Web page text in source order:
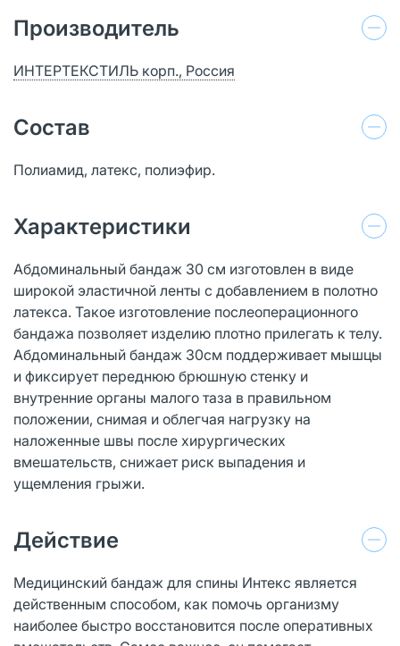
Производитель
ИНТЕРТЕКСТИЛЬ корп., Россия
Состав
Полиамид, латекс, полиэфир.
Характеристики
Абдоминальный бандаж 30 см изготовлен в виде
широкой эластичной ленты с добавлением в полотно
латекса. Такое изготовление послеоперационного
бандажа позволяет изделию плотно прилегать к телу.
Абдоминальный бандаж 30см поддерживает мышцы
и фиксирует переднюю брюшную стенку и
внутренние органы малого таза в правильном
положении, снимая и облегчая нагрузку на
наложенные швы после хирургических
вмешательств, снижает риск выпадения и
ущемления грыжи.
Действие
Медицинский бандаж для спины Интекс является
действенным способом, как помочь организму
наиболее быстро восстановится после оперативных